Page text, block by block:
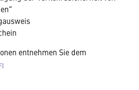
entnehmen Sie dem